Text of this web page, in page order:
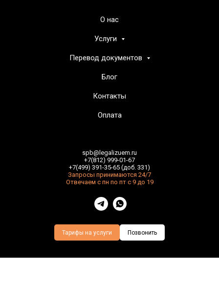
О нас
Услуги
Перевод документов
Блог
Контакты
Оплата
spb@legalizuem.ru
+7(812) 999-01-67
+7(499) 391-35-65 (доб. 331)
Запросы принимаются 24/7
Отвечаем с пн по пт с 9 до 19
Тарифы на услуги Позвонить